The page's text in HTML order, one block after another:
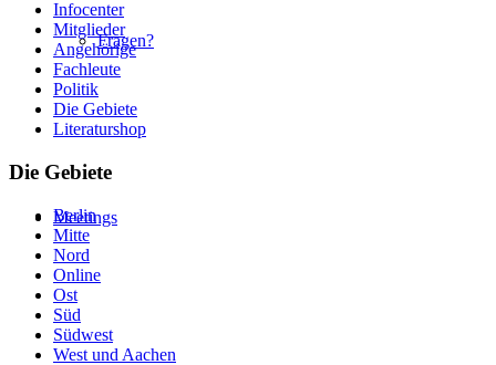
Fragen?
Meetings
Infocenter
Mitglieder
Angehörige
Fachleute
Politik
Die Gebiete
Literaturshop
Die Gebiete
Berlin
Mitte
Nord
Online
Ost
Süd
Südwest
West und Aachen